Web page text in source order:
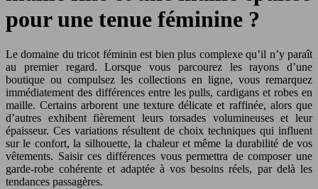
pour une tenue féminine ?
Le domaine du tricot féminin est bien plus complexe qu’il n’y paraît
au premier regard. Lorsque vous parcourez les rayons d’une
boutique ou compulsez les collections en ligne, vous remarquez
immédiatement des différences entre les pulls, cardigans et robes en
maille. Certains arborent une texture délicate et raffinée, alors que
d’autres exhibent fièrement leurs torsades volumineuses et leur
épaisseur. Ces variations résultent de choix techniques qui influent
sur le confort, la silhouette, la chaleur et même la durabilité de vos
vêtements. Saisir ces différences vous permettra de composer une
garde-robe cohérente et adaptée à vos besoins réels, par delà les
tendances passagères.